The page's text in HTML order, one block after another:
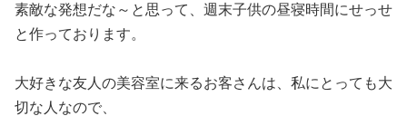
素敵な発想だな～と思って、週末子供の昼寝時間にせっせ
と作っております。
大好きな友人の美容室に来るお客さんは、私にとっても大
切な人なので、